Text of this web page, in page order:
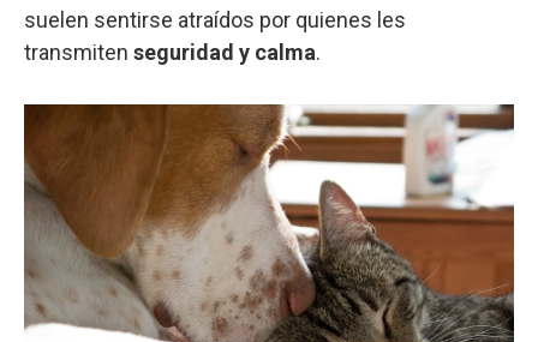
suelen sentirse atraídos por quienes les
transmiten seguridad y calma.